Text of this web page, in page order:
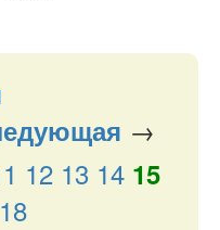
→
12 13 14 15
18